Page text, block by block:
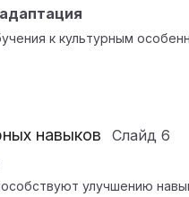
к культурным
навыков Слайд 6
улучшению